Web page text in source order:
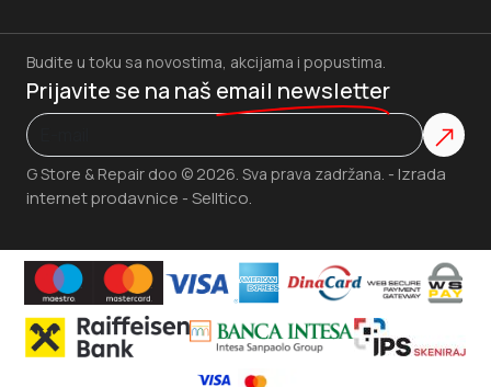
G Store & Repair doo © 2026. Sva prava zadržana. - Izrada
internet prodavnice - Selltico.
Budite u toku sa novostima, akcijama i popustima.
Prijavite se na naš email newsletter